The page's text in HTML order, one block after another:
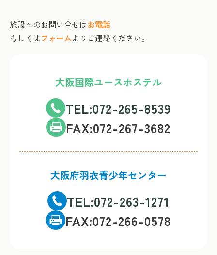
施設へのお問い合せはお電話
もしくはフォームよりご連絡ください。
大阪国際ユースホステル
TEL:072-265-8539
FAX:072-267-3682
大阪府羽衣青少年センター
TEL:072-263-1271
FAX:072-266-0578